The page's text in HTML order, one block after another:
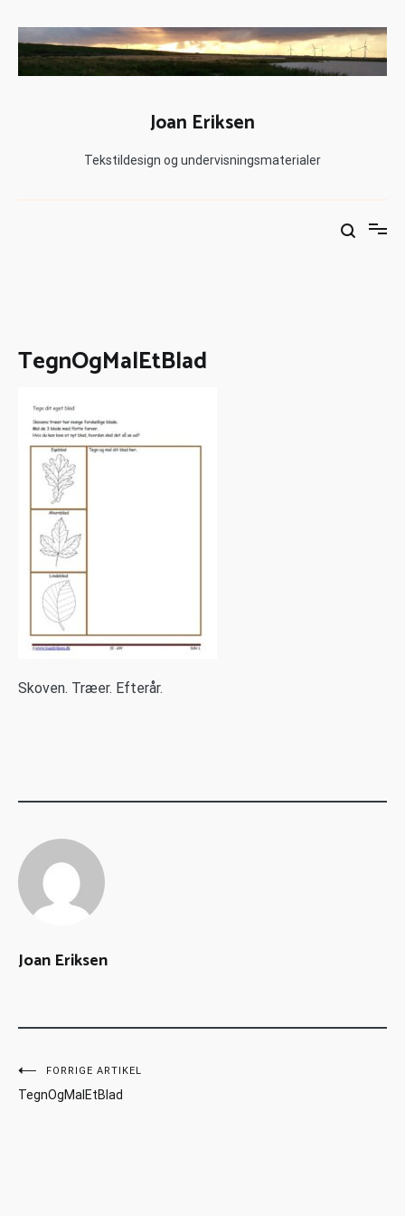
Joan Eriksen
Tekstildesign og undervisningsmaterialer
TegnOgMalEtBlad
Skoven. Træer. Efterår.
Joan Eriksen
FORRIGE ARTIKEL
TegnOgMalEtBlad